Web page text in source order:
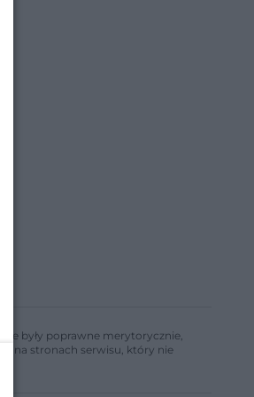
były poprawne merytorycznie,
na stronach serwisu, który nie